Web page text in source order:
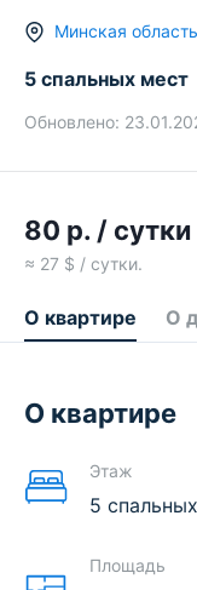
Минская область
5 спальных мест
Обновлено:
80 р. / сутки
≈ 27 $ / сутки.
О квартире О
О квартире
Этаж
5
Площадь